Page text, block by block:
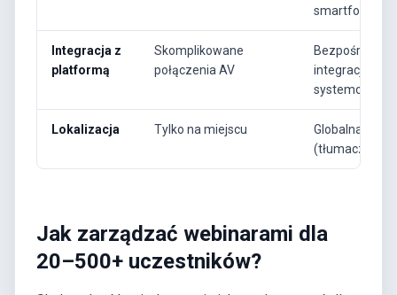
smartfonie
Integracja z
platformą
Skomplikowane
połączenia AV
Bezpośrednia
integracja
systemowa
Lokalizacja Tylko na miejscu
Globalna
(tłumacze
Jak zarządzać webinarami dla
20–500+ uczestników?